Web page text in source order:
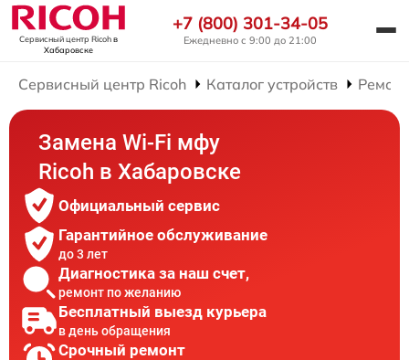
Сервисный центр Ricohв
Хабаровске
+7 (800) 301-34-05
Ежедневно с 9:00 до 21:00
Сервисный центр Ricoh Каталог устройств
Замена Wi-Fi мфу
Ricoh в Хабаровске
Официальный сервис
Гарантийное обслуживание
до 3 лет
Диагностика за наш счет,
ремонт по желанию
Бесплатный выезд курьера
в день обращения
Срочный ремонт